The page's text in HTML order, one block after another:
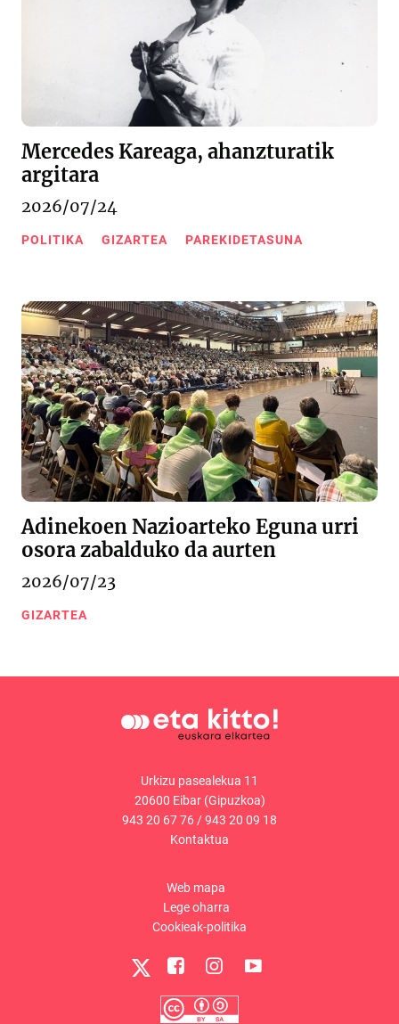
Mercedes Kareaga, ahanzturatik
argitara
2026/07/24
POLITIKA GIZARTEA PAREKIDETASUNA
Adinekoen Nazioarteko Eguna urri
osora zabalduko da aurten
2026/07/23
GIZARTEA
Urkizu pasealekua 11
20600 Eibar (Gipuzkoa)
943 20 67 76/943 20 09 18
Kontaktua
Web mapa
Lege oharra
Cookieak-politika